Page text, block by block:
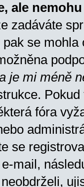
ale
zadáváte
se
je mi méně
fóra
se
mail,